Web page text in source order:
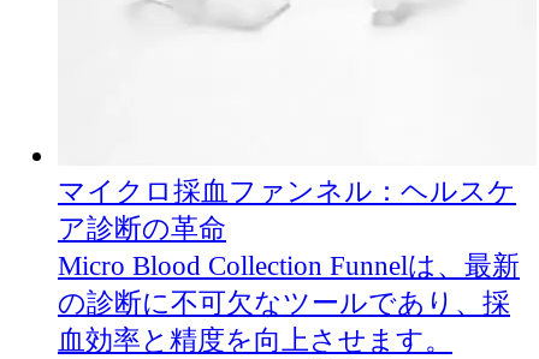
マイクロ採血ファンネル：ヘルスケ
ア診断の革命
Micro Blood Collection Funnelは、最新
の診断に不可欠なツールであり、採
血効率と精度を向上させます。